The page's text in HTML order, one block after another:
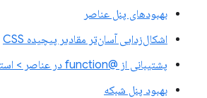
بهبودهای پنل عناصر
اشکال‌زدایی آسان‌تر مقادیر پیچیده CSS
پشتیبانی از @function در عناصر > استایل‌ها
بهبود پنل شبکه